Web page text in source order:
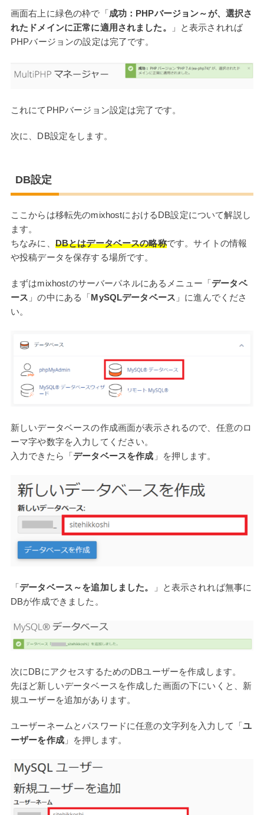
画面右上に緑色の枠で「成功：PHPバージョン～が、選択さ
れたドメインに正常に適用されました。
」と表示されれば
PHPバージョンの設定は完了です。
これにてPHPバージョン設定は完了です。
次に、DB設定をします。
DB設定
ここからは移転先のmixhostにおけるDB設定について解説し
ます。
ちなみに、 DBとはデータベースの略称です。サイトの情報
や投稿データを保存する場所です。
まずはmixhostのサーバーパネルにあるメニュー「データベ
ース 」の中にある「MySQLデータベース 」に進んでくださ
い。
新しいデータベースの作成画面が表示されるので、任意のロ
ーマ字や数字を入力してください。
入力できたら「データベースを作成 」を押します。
「データベース～を追加しました。
」と表示されれば無事に
DBが作成できました。
次にDBにアクセスするためのDBユーザーを作成します。
先ほど新しいデータベースを作成した画面の下にいくと、新
規ユーザーを追加があります。
ユーザーネームとパスワードに任意の文字列を入力して「ユ
ーザーを作成」を押します。